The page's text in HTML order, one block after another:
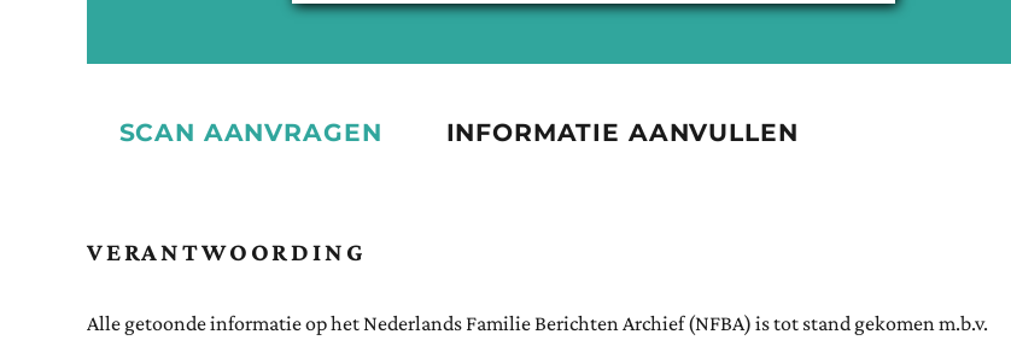
SCAN AANVRAGEN INFORMATIE AANVULLEN
VERANTWOORDING
Alle getoonde informatie op het Nederlands Familie Berichten Archief (NFBA) is tot stand gekomen m.b.v.